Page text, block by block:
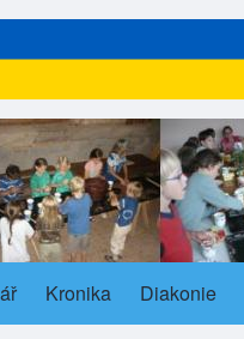
Kronika Diakonie